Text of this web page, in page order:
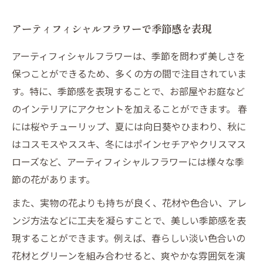
アーティフィシャルフラワーで季節感を表現
アーティフィシャルフラワーは、季節を問わず美しさを
保つことができるため、多くの方の間で注目されていま
す。特に、季節感を表現することで、お部屋やお庭など
のインテリアにアクセントを加えることができます。 春
には桜やチューリップ、夏には向日葵やひまわり、秋に
はコスモスやススキ、冬にはポインセチアやクリスマス
ローズなど、アーティフィシャルフラワーには様々な季
節の花があります。
また、実物の花よりも持ちが良く、花材や色合い、アレ
ンジ方法などに工夫を凝らすことで、美しい季節感を表
現することができます。例えば、春らしい淡い色合いの
花材とグリーンを組み合わせると、爽やかな雰囲気を演